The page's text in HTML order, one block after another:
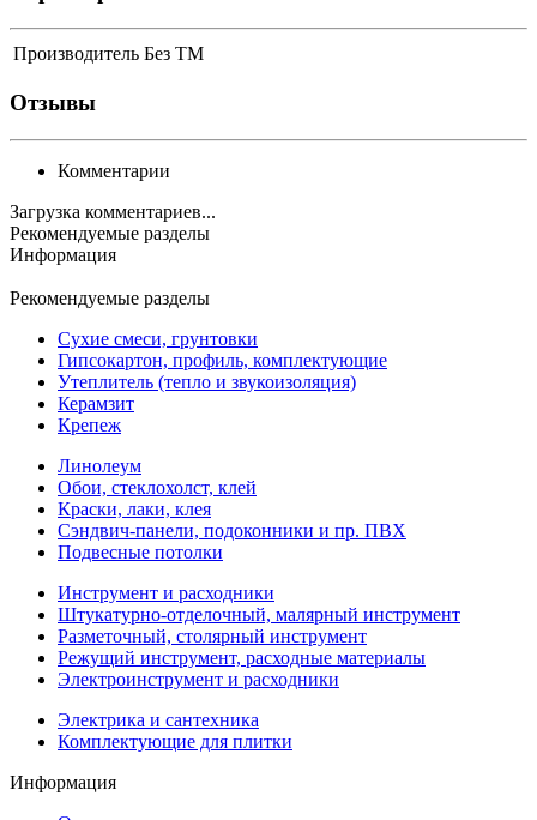
Производитель Без ТМ
Отзывы
Комментарии
Загрузка комментариев...
Рекомендуемые разделы
Информация
Рекомендуемые разделы
Сухие смеси, грунтовки
Гипсокартон, профиль, комплектующие
Утеплитель (тепло и звукоизоляция)
Керамзит
Крепеж
Линолеум
Обои, стеклохолст, клей
Краски, лаки, клея
Сэндвич-панели, подоконники и пр. ПВХ
Подвесные потолки
Инструмент и расходники
Штукатурно-отделочный, малярный инструмент
Разметочный, столярный инструмент
Режущий инструмент, расходные материалы
Электроинструмент и расходники
Электрика и сантехника
Комплектующие для плитки
Информация